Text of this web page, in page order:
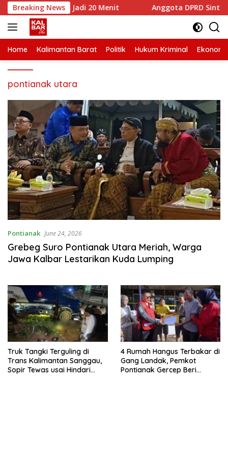
Skip
to
content
Breaking News
dari 2 Jam Jadi 20 Menit Anggota DPRD Sintang
Home Kalimantan Barat Politik Hukum Kriminal Ekonomi
pontianak utara
Pontianak June 24, 2026
Grebeg Suro Pontianak Utara Meriah, Warga
Jawa Kalbar Lestarikan Kuda Lumping
Truk Tangki Terguling di
Trans Kalimantan Sanggau,
Sopir Tewas usai Hindari
4 Rumah Hangus Terbakar di
Gang Landak, Pemkot
Pontianak Gercep Beri